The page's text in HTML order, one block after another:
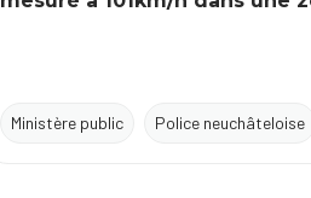
Ministère public Police neuchâteloise